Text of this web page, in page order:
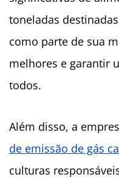
toneladas
como parte de sua
melhores e garantir
todos.
Além disso, a
de emissão de gás
culturas